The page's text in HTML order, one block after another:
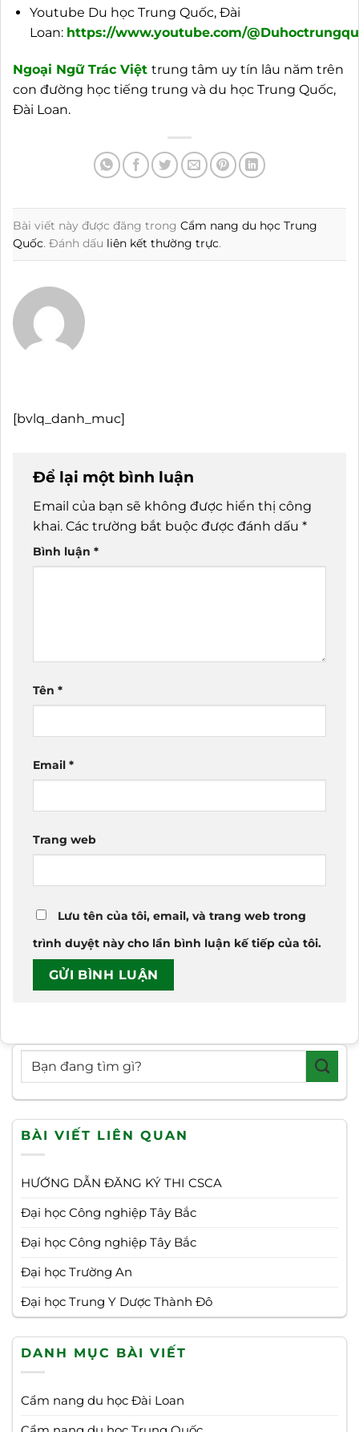
Youtube Du học Trung Quốc, Đài
Loan: https://www.youtube.com/
Ngoại Ngữ Trác Việt trung tâm uy tín lâu năm trên
con đường học tiếng trung và du học Trung Quốc,
Đài Loan.
Bài viết này được đăng trong Cẩm nang du học Trung
Quốc. Đánh dấu liên kết thường trực.
[bvlq_danh_muc]
Để lại một bình luận
Email của bạn sẽ không được hiển thị công
khai. Các trường bắt buộc được đánh dấu *
Bình luận *
Tên *
Email *
Trang web
Lưu tên của tôi, email, và trang web trong
trình duyệt này cho lần bình luận kế tiếp của tôi.
BÀI VIẾT LIÊN QUAN
HƯỚNG DẪN ĐĂNG KÝ THI CSCA
Đại học Công nghiệp Tây Bắc
Đại học Công nghiệp Tây Bắc
Đại học Trường An
Đại học Trung Y Dược Thành Đô
DANH MỤC BÀI VIẾT
Cẩm nang du học Đài Loan